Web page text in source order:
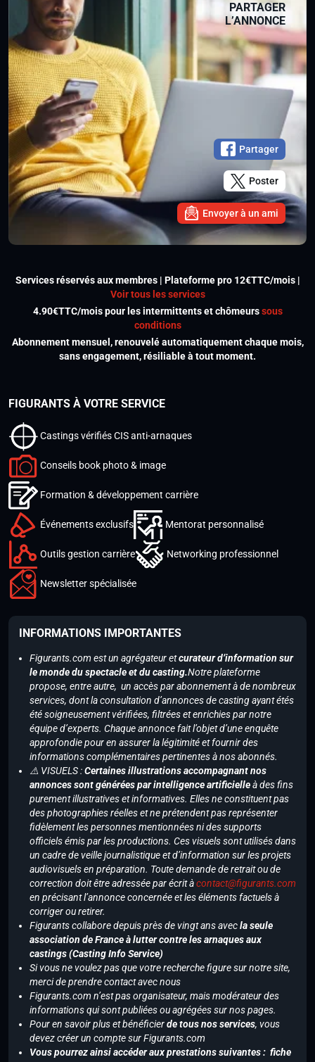
PARTAGER
L’ANNONCE
Partager
Poster
Envoyer à un ami
Services réservés aux membres | Plateforme pro 12€TTC/mois |
Voir tous les services
4.90€TTC/mois pour les intermittents et chômeurssous
conditions
Abonnement mensuel, renouvelé automatiquement chaque mois,
sans engagement, résiliable à tout moment.
FIGURANTS À VOTRE SERVICE
Castings vérifiés CIS anti-arnaques
Conseils book photo & image
Formation & développement carrière
Événements exclusifs Mentorat personnalisé
Outils gestion carrière Networking professionnel
Newsletter spécialisée
INFORMATIONS IMPORTANTES
Figurants.com est un agrégateur etcurateur d’information sur
le monde du spectacle et du casting.Notre plateforme
propose, entre autre, un accès par abonnement à de nombreux
services, dont la consultation d’annonces de casting ayant étés
été soigneusement vérifiées, filtrées et enrichies par notre
équipe d’experts. Chaque annonce fait l’objet d’une enquête
approfondie pour en assurer la légitimité et fournir des
informations complémentaires pertinentes à nos abonnés.
⚠️ VISUELS :Certaines illustrations accompagnant nos
annonces sont générées par intelligence artificielleà des fins
purement illustratives et informatives. Elles ne constituent pas
des photographies réelles et ne prétendent pas représenter
fidèlement les personnes mentionnées ni des supports
officiels émis par les productions. Ces visuels sont utilisés dans
un cadre de veille journalistique et d’information sur les projets
audiovisuels en préparation. Toute demande de retrait ou de
correction doit être adressée par écrit àcontact@figurants.com
en précisant l’annonce concernée et les éléments factuels à
corriger ou retirer.
Figurants collabore depuis près de vingt ans avecla seule
association de France à lutter contre les arnaques aux
castings (Casting Info Service)
Si vous ne voulez pas que votre recherche figure sur notre site,
merci de prendre contact avec nous
Figurants.com n’est pas organisateur, mais modérateur des
informations qui sont publiées ou agrégées sur nos pages.
Pour en savoir plus et bénéficierde tous nos services, vous
devez créer un compte sur Figurants.com
Vous pourrez ainsi accéder aux prestations suivantes : fiche